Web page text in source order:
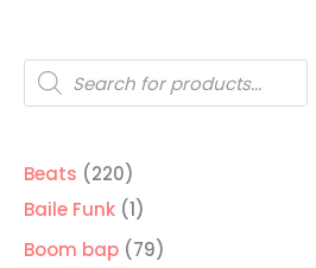
Búsqueda
de
productos
Beats 220220
productos
Baile Funk 11
producto
Boom bap 7979